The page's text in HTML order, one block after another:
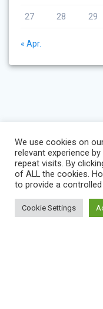
27 28 29
« Apr.
We use cookies on
relevant experience
repeat visits. By
of ALL the cookies.
to provide a
Cookie Settings